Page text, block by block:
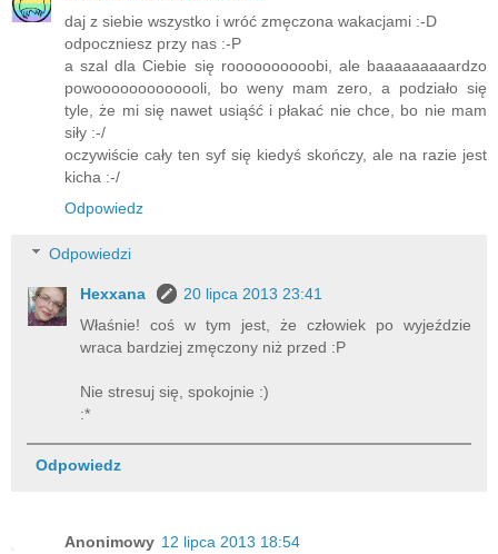
daj z siebie wszystko i wróć zmęczona wakacjami :-D
odpoczniesz przy nas :-P
a szal dla Ciebie się roooooooooobi, ale baaaaaaaaardzo
powooooooooooooli, bo weny mam zero, a podziało się
tyle, że mi się nawet usiąść i płakać nie chce, bo nie mam
siły :-/
oczywiście cały ten syf się kiedyś skończy, ale na razie jest
kicha :-/
Odpowiedz
Odpowiedzi
Hexxana
20 lipca 2013 23:41
Właśnie! coś w tym jest, że człowiek po wyjeździe
wraca bardziej zmęczony niż przed :P
Nie stresuj się, spokojnie :)
:*
Odpowiedz
Anonimowy 12 lipca 2013 18:54